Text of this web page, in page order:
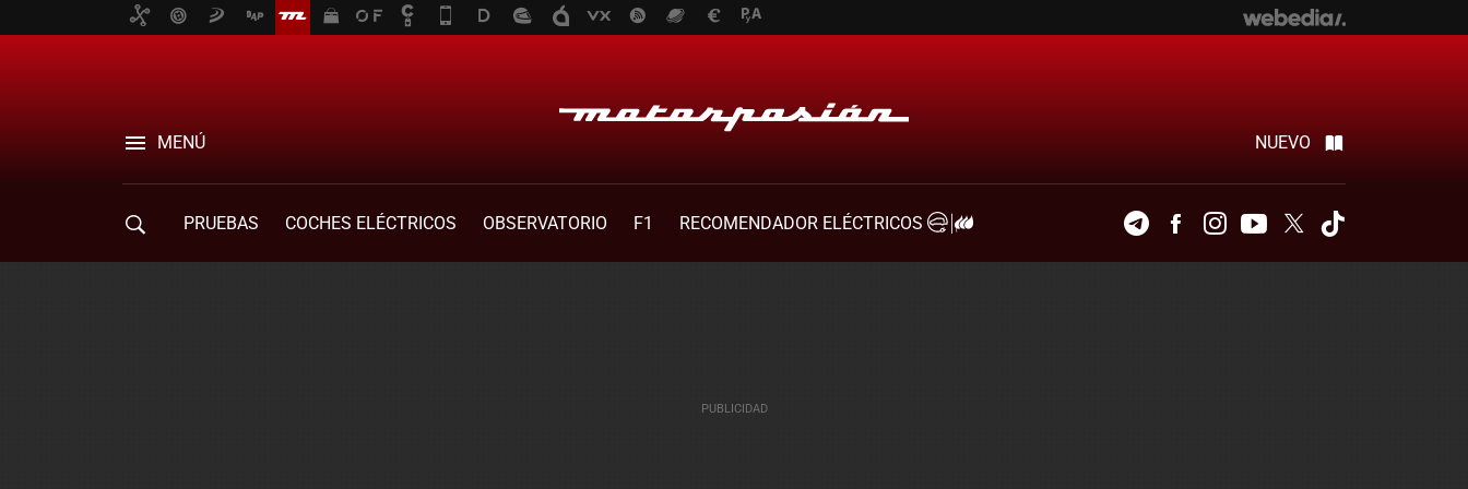
MENÚ NUEVO
PRUEBAS COCHES ELÉCTRICOS OBSERVATORIO F1
RECOMENDADOR ELÉCTRICOS
TelegramFacebookInstagramYoutubeTwitter